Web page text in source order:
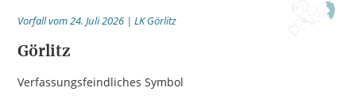
Vorfall vom 24. Juli 2026 | LK Görlitz
Görlitz
Verfassungsfeindliches Symbol